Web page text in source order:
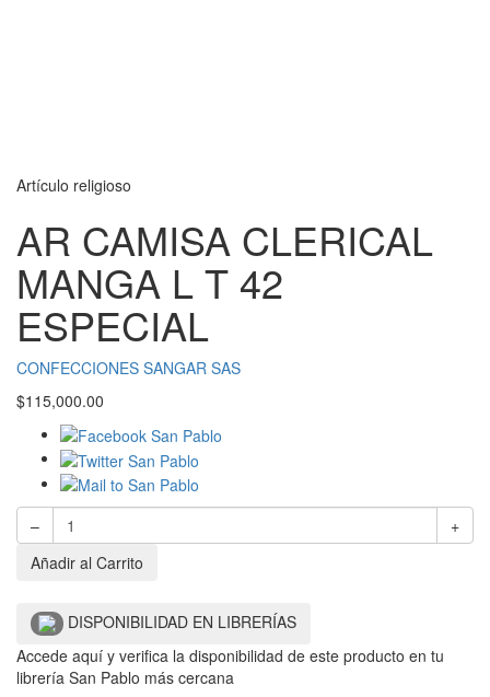
Artículo religioso
AR CAMISA CLERICAL
MANGA L T 42
ESPECIAL
CONFECCIONES SANGAR SAS
$115,000.00
–
+
Añadir al Carrito
DISPONIBILIDAD EN LIBRERÍAS
Accede aquí y verifica la disponibilidad de este producto en tu
librería San Pablo más cercana